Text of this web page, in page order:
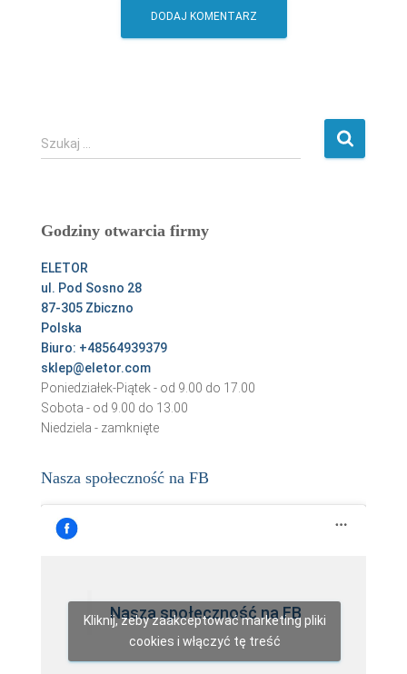
S
z
j
Szukaj …
Godziny otwarcia firmy
ELETOR
ul. Pod Sosno 28
87-305 Zbiczno
Polska
Biuro: +48564939379
sklep@eletor.com
Poniedziałek-Piątek - od 9.00 do 17.00
Sobota - od 9.00 do 13.00
Niedziela - zamknięte
Nasza społeczność na FB
Nasza społeczność na FB
Kliknij, żeby zaakceptować marketing pliki
cookies i włączyć tę treść